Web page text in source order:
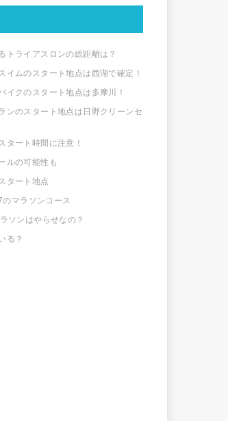
トライアスロンの総距離は？
イムのスタート地点は西湖で確定！
イクのスタート地点は多摩川！
ンのスタート地点は日野クリーンセ
タート時間に注意！
ルの可能性も
タート地点
マラソンコース
ソンはやらせなの？
る？